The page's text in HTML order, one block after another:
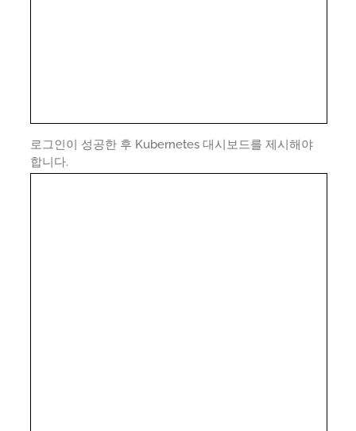
로그인이 성공한 후 Kubernetes 대시보드를 제시해야
합니다.